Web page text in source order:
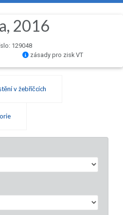
2016
129048
zásady pro zisk VT
v žebříčcích